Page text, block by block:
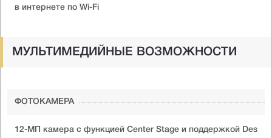
в интернете по Wi-Fi
МУЛЬТИМЕДИЙНЫЕ ВОЗМОЖНОСТИ
ФОТОКАМЕРА
12-МП камера с функцией Center Stage и поддержкой Des